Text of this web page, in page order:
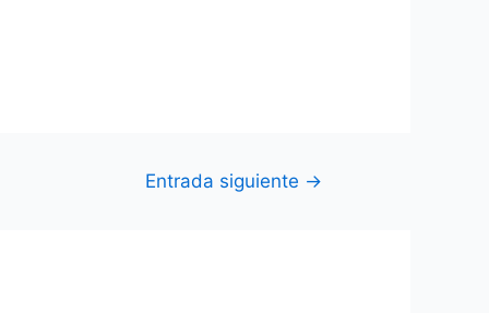
Entrada siguiente →